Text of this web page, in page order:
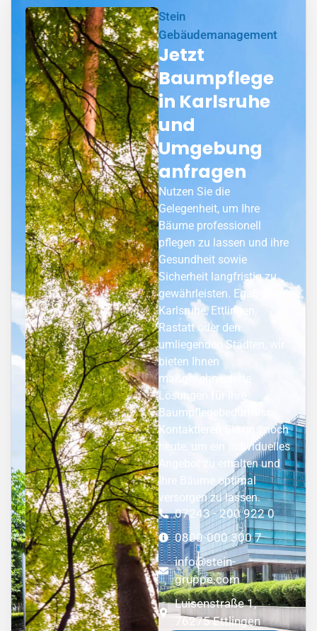
Stein
Gebäudemanagement
Jetzt
Baumpflege
in Karlsruhe
und
Umgebung
anfragen
Nutzen Sie die
Gelegenheit, um Ihre
Bäume professionell
pflegen zu lassen und ihre
Gesundheit sowie
Sicherheit langfristig zu
gewährleisten. Egal, ob in
Karlsruhe, Ettlingen,
Rastattoder den
umliegenden Städten, wir
bieten Ihnen
maßgeschneiderte
Lösungen für Ihre
Baumpflegebedürfnisse.
Kontaktieren Sie uns noch
heute, um ein individuelles
Angebot zu erhalten und
Ihre Bäume optimal
versorgen zu lassen.
07243 - 200 922 0
0800-000 300 7
info@stein-
gruppe.com
Luisenstraße 1,
76275 Ettlingen